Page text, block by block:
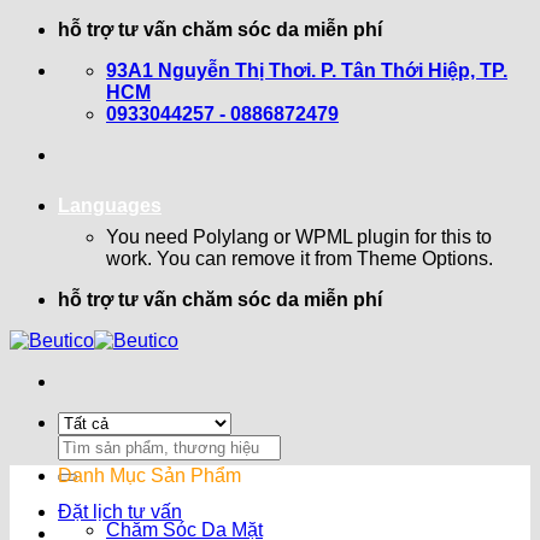
hỗ trợ tư vấn chăm sóc da miễn phí
93A1 Nguyễn Thị Thơi. P. Tân Thới Hiệp, TP.
HCM
0933044257 - 0886872479
Languages
You need Polylang or WPML plugin for this to
work. You can remove it from Theme Options.
hỗ trợ tư vấn chăm sóc da miễn phí
Search
for:
Đặt lịch tư vấn
Danh Mục Sản Phẩm
Chăm Sóc Da Mặt